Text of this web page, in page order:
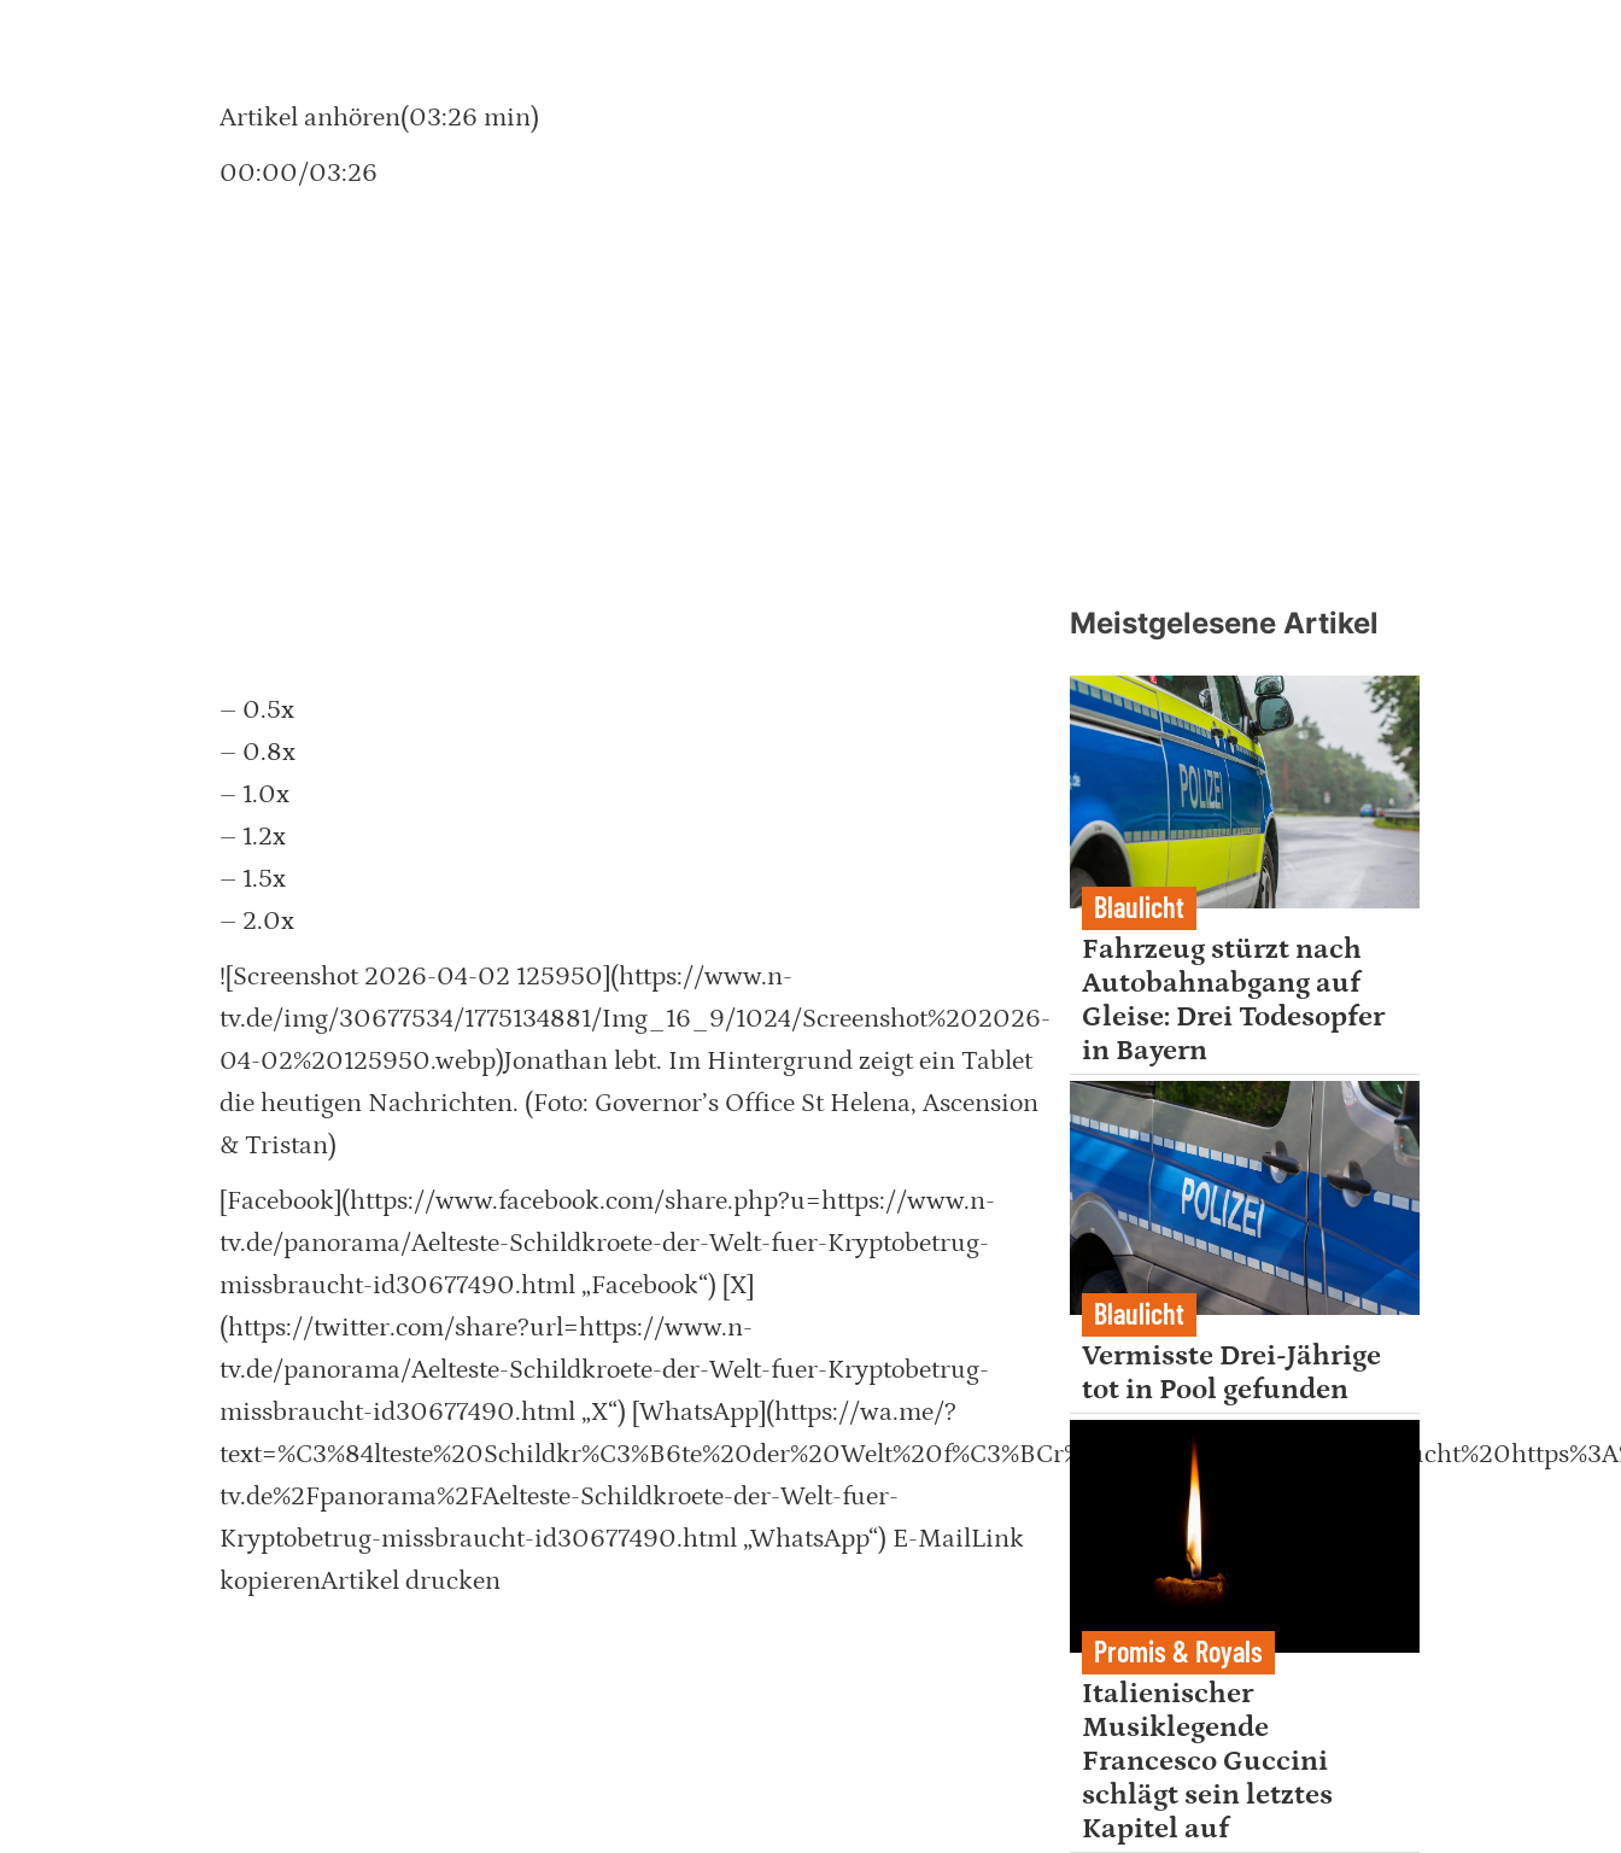
Artikel anhören(03:26 min)
00:00/03:26
– 0.5x
– 0.8x
– 1.0x
– 1.2x
– 1.5x
– 2.0x
![Screenshot 2026-04-02 125950](https://www.n-
tv.de/img/30677534/1775134881/Img_16_9/1024/Screenshot%202026-
04-02%20125950.webp)Jonathan lebt. Im Hintergrund zeigt ein Tablet
die heutigen Nachrichten. (Foto: Governor’s Office St Helena, Ascension
& Tristan)
[Facebook](https://www.facebook.com/share.php?u=https://www.n-
tv.de/panorama/Aelteste-Schildkroete-der-Welt-fuer-Kryptobetrug-
missbraucht-id30677490.html „Facebook“) [X]
(https://twitter.com/share?url=https://www.n-
tv.de/panorama/Aelteste-Schildkroete-der-Welt-fuer-Kryptobetrug-
missbraucht-id30677490.html „X“) [WhatsApp](https://wa.me/?
tv.de%2Fpanorama%2FAelteste-Schildkroete-der-Welt-fuer-
Kryptobetrug-missbraucht-id30677490.html „WhatsApp“) E-MailLink
kopierenArtikel drucken
Meistgelesene Artikel
Blaulicht
Fahrzeug stürzt nach
Autobahnabgang auf
Gleise: Drei Todesopfer
in Bayern
Blaulicht
Vermisste Drei-Jährige
tot in Pool gefunden
Promis & Royals
Italienischer
Musiklegende
Francesco Guccini
schlägt sein letztes
Kapitel auf